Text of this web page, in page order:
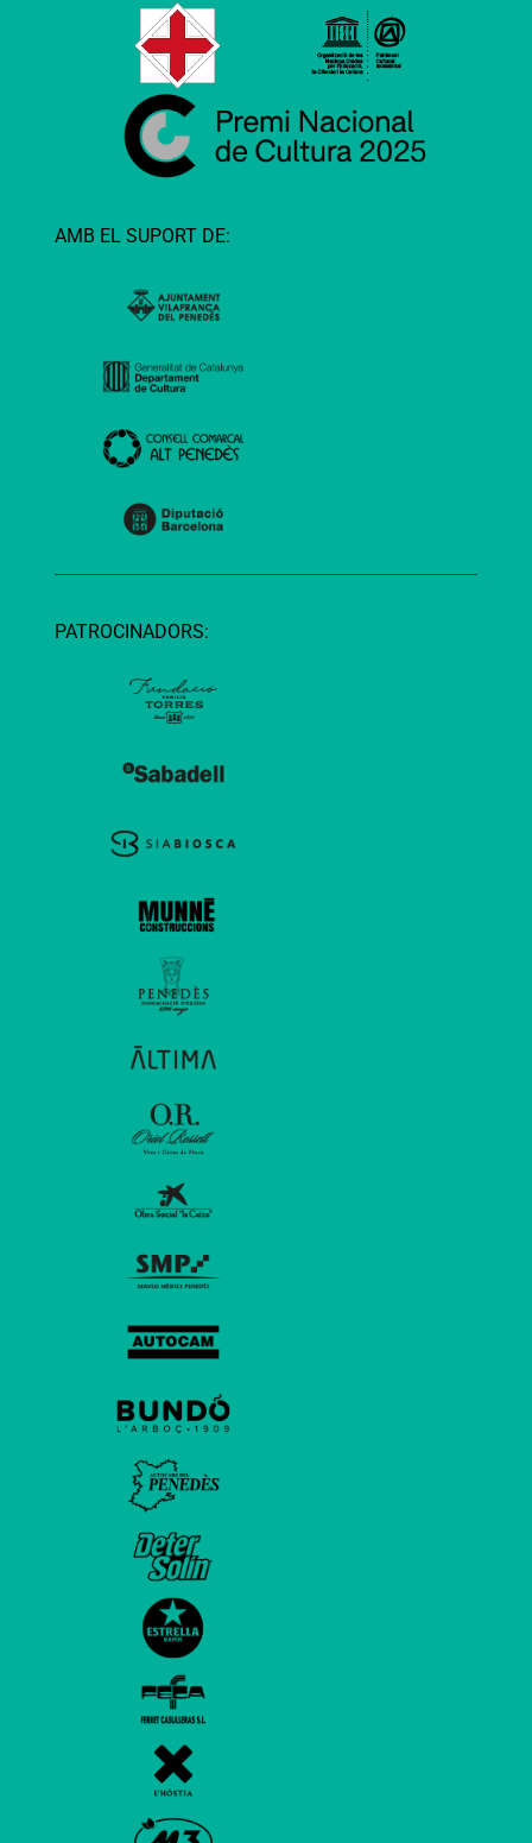
AMB EL SUPORT DE:
PATROCINADORS: